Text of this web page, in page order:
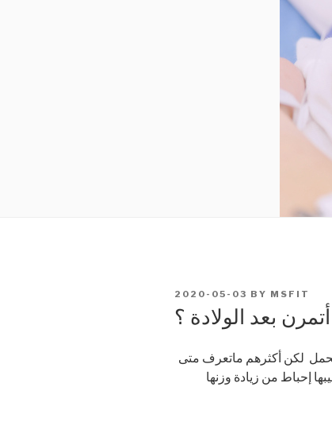
POSTED
ON
2020-05-03 BY MSFIT
بعد الولادة ؟
لكن أكثرهم ماتعرف متى
إحباط من زيادة وزنها